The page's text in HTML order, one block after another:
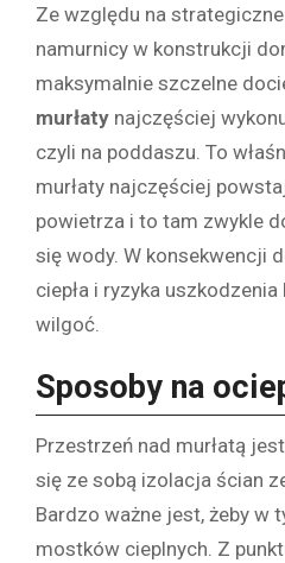
Ze względu na
namurnicy w konstrukcji
maksymalnie szczelne
murłaty najczęściej
czyli na poddaszu. To
murłaty najczęściej
powietrza i to tam zwykle
się wody. W konsekwencji
ciepła i ryzyka uszkodzenia
wilgoć.
Sposoby na
Przestrzeń nad murłatą
się ze sobą izolacja ścian
Bardzo ważne jest, żeby w
mostków cieplnych. Z